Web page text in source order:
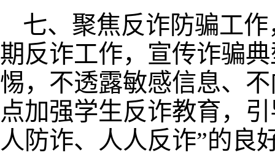
七、聚焦反诈防骗工
期反诈工作，宣传诈骗
惕，不透露敏感信息、
点加强学生反诈教育，
人防诈、人人反诈”的良